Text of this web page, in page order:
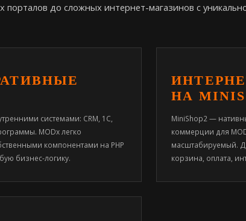
порталов до сложных интернет-магазинов с
системами: CRM, 1С,
MODx легко
компонентами на PHP
бизнес-логику.
НА
MiniShop2 —
коммерции для
масштабируемый.
корзина, оплата,